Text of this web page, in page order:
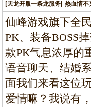
[天龙开服一条龙服务] 热血情不
仙峰游戏旗下全
PK、装备BOSS
款PK气息浓厚的
语音聊天、结婚
面我们来看这位
爱情嘛？我说有